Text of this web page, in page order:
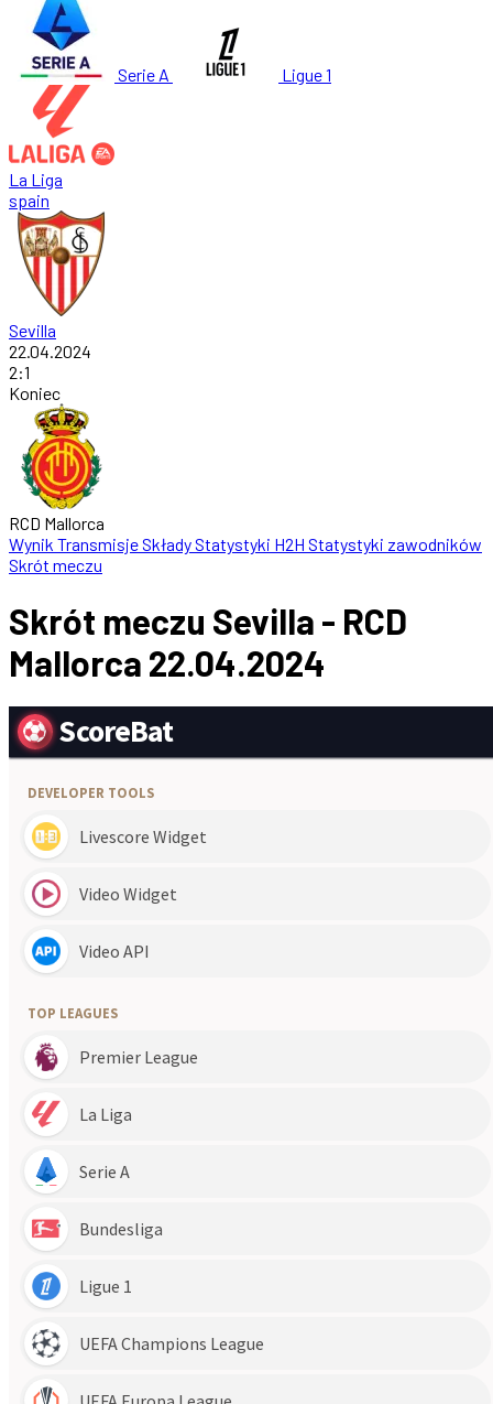
Serie A Ligue 1
La Liga
spain
Sevilla
22.04.2024
2:1
Koniec
RCD Mallorca
Wynik TransmisjeSkładyStatystyki H2H Statystyki zawodników
Skrót meczu
Skrót meczu Sevilla - RCD
Mallorca 22.04.2024
dniu (22.04.2024). Sprawdź najciekawsze sytuacje, bramki, gole i
inne popularne skróty meczów z wydarzeń z kategorii La Liga i
dyscypliny Piłka nożna. U nas znajdziesz skróty z wielu meczów
się w dniu 22.04.2024. U nas znajdziesz bramki, gole z
popularnego sportu jakim jest Piłka nożna.
Ostatnia kolejka
11.07
Carina